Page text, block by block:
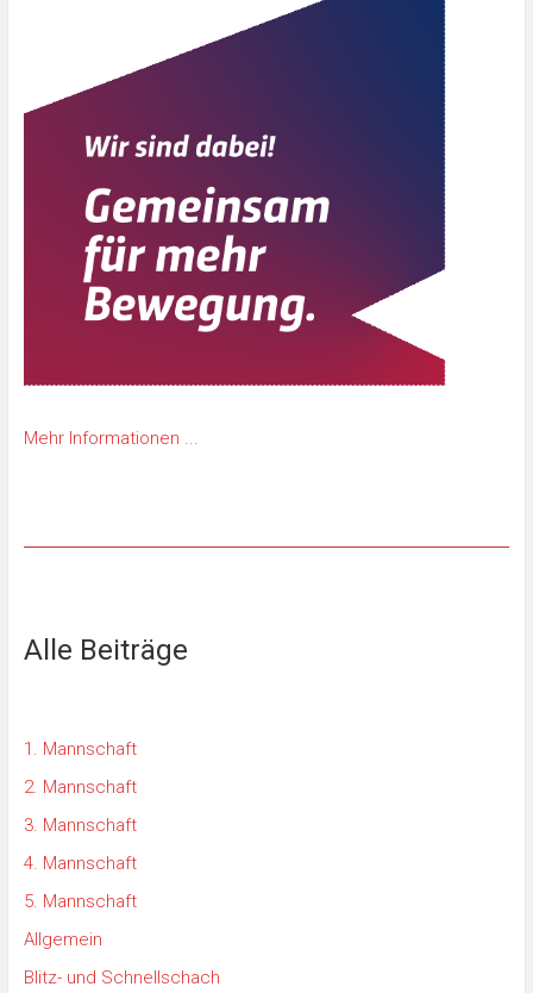
Mehr Informationen ...
Alle Beiträge
1. Mannschaft
2. Mannschaft
3. Mannschaft
4. Mannschaft
5. Mannschaft
Allgemein
Blitz- und Schnellschach